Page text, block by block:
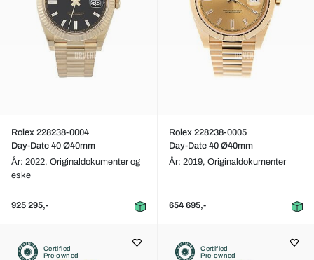
Rolex 228238-0004
Day-Date 40 Ø40mm
År: 2022, Originaldokumenter og
eske
925 295,-
Rolex 228238-0005
Day-Date 40 Ø40mm
År: 2019, Originaldokumenter
654 695,-
Certified
Pre-owned
Certified
Pre-owned